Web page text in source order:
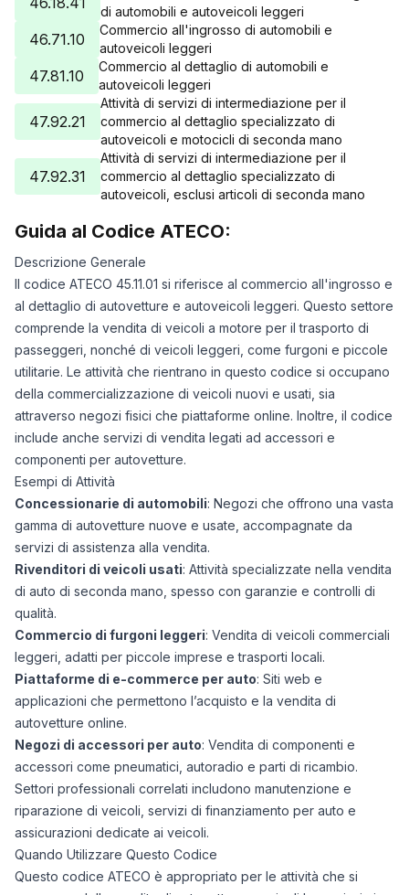
di automobili e autoveicoli leggeri
46.71.10
Commercio all'ingrosso di automobili e
autoveicoli leggeri
47.81.10
Commercio al dettaglio di automobili e
autoveicoli leggeri
47.92.21
Attività di servizi di intermediazione per il
commercio al dettaglio specializzato di
autoveicoli e motocicli di seconda mano
47.92.31
Attività di servizi di intermediazione per il
commercio al dettaglio specializzato di
autoveicoli, esclusi articoli di seconda mano
Guida al Codice ATECO:
Descrizione Generale
Il codice ATECO 45.11.01 si riferisce al commercio all'ingrosso e
al dettaglio di autovetture e autoveicoli leggeri. Questo settore
comprende la vendita di veicoli a motore per il trasporto di
passeggeri, nonché di veicoli leggeri, come furgoni e piccole
utilitarie. Le attività che rientrano in questo codice si occupano
della commercializzazione di veicoli nuovi e usati, sia
attraverso negozi fisici che piattaforme online. Inoltre, il codice
include anche servizi di vendita legati ad accessori e
componenti per autovetture.
Esempi di Attività
Concessionarie di automobili: Negozi che offrono una vasta
gamma di autovetture nuove e usate, accompagnate da
servizi di assistenza alla vendita.
Rivenditori di veicoli usati: Attività specializzate nella vendita
di auto di seconda mano, spesso con garanzie e controlli di
qualità.
Commercio di furgoni leggeri: Vendita di veicoli commerciali
leggeri, adatti per piccole imprese e trasporti locali.
Piattaforme di e-commerce per auto: Siti web e
applicazioni che permettono l’acquisto e la vendita di
autovetture online.
Negozi di accessori per auto: Vendita di componenti e
accessori come pneumatici, autoradio e parti di ricambio.
Settori professionali correlati includono manutenzione e
riparazione di veicoli, servizi di finanziamento per auto e
assicurazioni dedicate ai veicoli.
Quando Utilizzare Questo Codice
Questo codice ATECO è appropriato per le attività che si